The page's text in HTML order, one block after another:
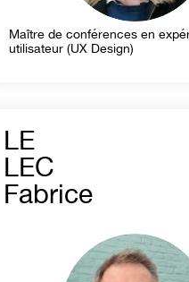
Maître de conférences en
utilisateur (UX Design)
LE
LEC
Fabrice